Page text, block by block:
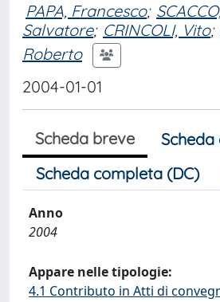
PAPA, Francesco;
Salvatore; CRINCOLI, Vito;
Roberto
2004-01-01
Scheda breve
Scheda completa (DC)
Anno
2004
Appare nelle tipologie:
4.1 Contributo in Atti di